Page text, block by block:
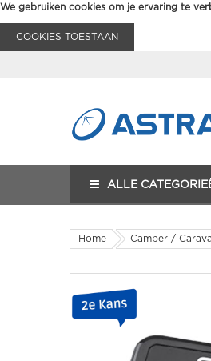
We gebruiken cookies om je ervaring te
COOKIES TOESTAAN
ALLE
Home Camper /